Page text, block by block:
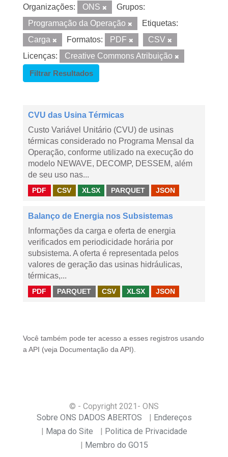
Organizações: ONS
Grupos:
Programação da Operação
Etiquetas:
Carga
Formatos: PDF
CSV
Licenças:
Creative Commons Atribuição
Filtrar Resultados
CVU das Usina Térmicas
Custo Variável Unitário (CVU) de usinas
térmicas considerado no Programa Mensal da
Operação, conforme utilizado na execução do
modelo NEWAVE, DECOMP, DESSEM, além
de seu uso nas...
PDF CSV XLSX PARQUET JSON
Balanço de Energia nos Subsistemas
Informações da carga e oferta de energia
verificados em periodicidade horária por
subsistema. A oferta é representada pelos
valores de geração das usinas hidráulicas,
térmicas,...
PDF PARQUET CSV XLSX JSON
Você também pode ter acesso a esses registros usando
a API (veja Documentação da API ).
© - Copyright 2021 - ONS
Sobre ONS DADOS ABERTOS
Endereços
Mapa do Site
Politica de Privacidade
Membro do GO15